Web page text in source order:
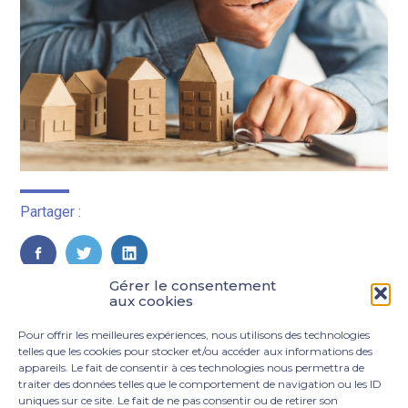
Gérer le consentement
aux cookies
Pour offrir les meilleures expériences, nous utilisons des technologies
telles que les cookies pour stocker et/ou accéder aux informations des
appareils. Le fait de consentir à ces technologies nous permettra de
traiter des données telles que le comportement de navigation ou les ID
uniques sur ce site. Le fait de ne pas consentir ou de retirer son
Partager :
FaceBook
TwitterLinkedIn